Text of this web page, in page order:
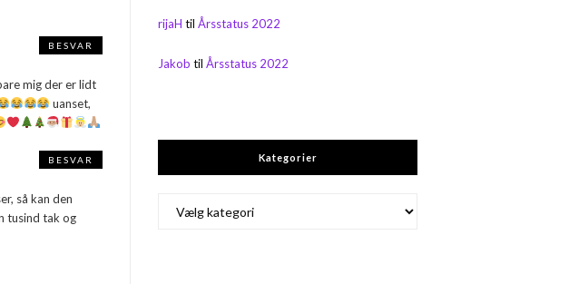
mig der er lidt
uanset,
BESVAR
så kan den
tusind tak og
BESVAR
rijaH tilÅrsstatus 2022
Jakob tilÅrsstatus 2022
Kategorier